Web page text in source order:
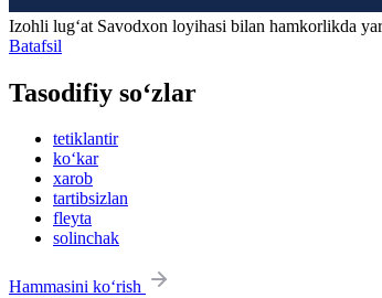
Izohli lugʻat Savodxon loyihasi bilan hamkorlikda
Batafsil
Tasodifiy so‘zlar
tetiklantir
ko‘kar
xarob
tartibsizlan
fleyta
solinchak
Hammasini ko‘rish